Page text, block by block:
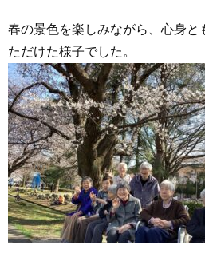
春の景色を楽しみながら、心身と
ただけた様子でした。